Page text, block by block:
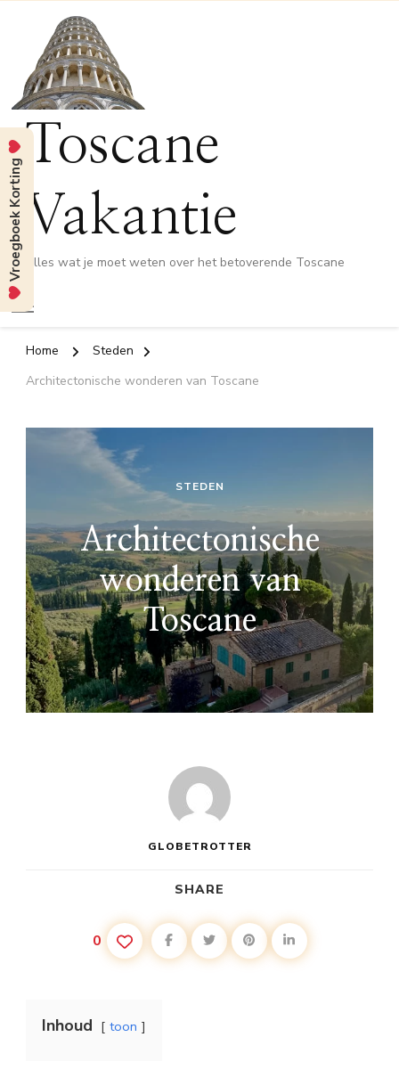
Toscane
Vakantie
Alles wat je moet weten over het betoverende Toscane
Home
Steden
Architectonische wonderen van Toscane
STEDEN
Architectonische
wonderen van
Toscane
GLOBETROTTER
SHARE
0
Inhoud toon
Vroegboek Korting